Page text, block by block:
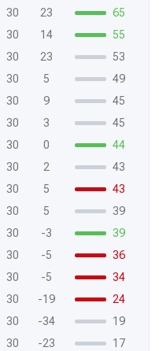
30 23
65
30 14
55
30 23
53
30 5
49
30 9
45
30 3
45
30 0
44
30 2
43
30 5
43
30 5
39
30 -3
39
30 -5
36
30 -5
34
30 -19
24
30 -34
19
30 -23 17